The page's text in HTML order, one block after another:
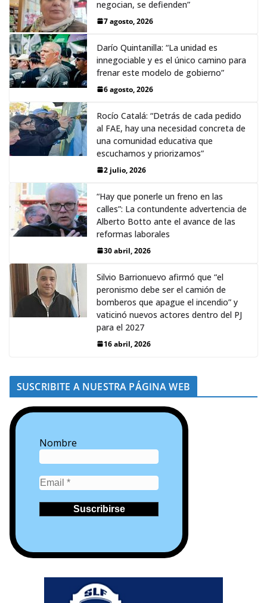
negocian, se defienden”
7 agosto, 2026
Darío Quintanilla: “La unidad es
innegociable y es el único camino para
frenar este modelo de gobierno”
6 agosto, 2026
Rocío Catalá: “Detrás de cada pedido
al FAE, hay una necesidad concreta de
una comunidad educativa que
escuchamos y priorizamos”
2 julio, 2026
“Hay que ponerle un freno en las
calles”: La contundente advertencia de
Alberto Botto ante el avance de las
reformas laborales
30 abril, 2026
Silvio Barrionuevo afirmó que “el
peronismo debe ser el camión de
bomberos que apague el incendio” y
vaticinó nuevos actores dentro del PJ
para el 2027
16 abril, 2026
SUSCRIBITE A NUESTRA PÁGINA WEB
Nombre